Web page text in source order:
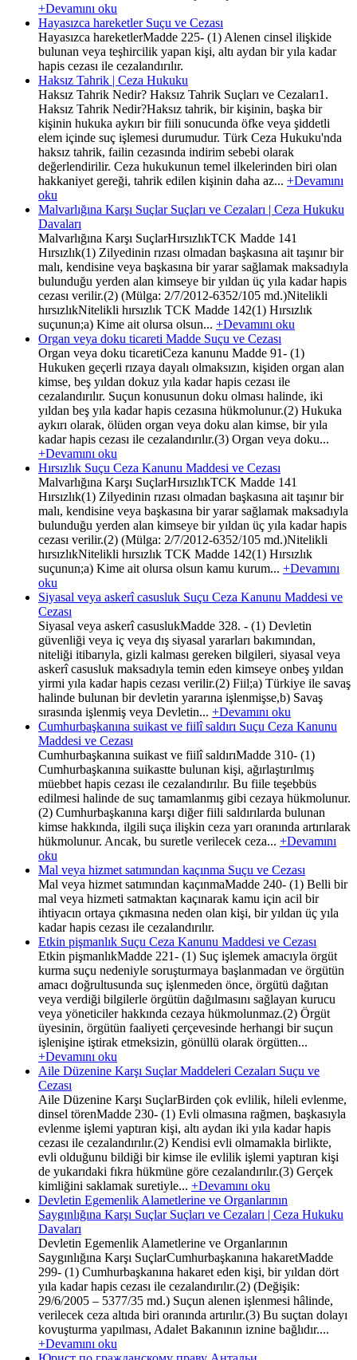
+Devamını oku
Hayasızca hareketler Suçu ve Cezası
Hayasızca hareketlerMadde 225- (1) Alenen cinsel ilişkide
bulunan veya teşhircilik yapan kişi, altı aydan bir yıla kadar
hapis cezası ile cezalandırılır.
Haksız Tahrik | Ceza Hukuku
Haksız Tahrik Nedir? Haksız Tahrik Suçları ve Cezaları1.
Haksız Tahrik Nedir?Haksız tahrik, bir kişinin, başka bir
kişinin hukuka aykırı bir fiili sonucunda öfke veya şiddetli
elem içinde suç işlemesi durumudur. Türk Ceza Hukuku'nda
haksız tahrik, failin cezasında indirim sebebi olarak
değerlendirilir. Ceza hukukunun temel ilkelerinden biri olan
hakkaniyet gereği, tahrik edilen kişinin daha az... +Devamını
oku
Malvarlığına Karşı Suçlar Suçları ve Cezaları | Ceza Hukuku
Davaları
Malvarlığına Karşı SuçlarHırsızlıkTCK Madde 141
Hırsızlık(1) Zilyedinin rızası olmadan başkasına ait taşınır bir
malı, kendisine veya başkasına bir yarar sağlamak maksadıyla
bulunduğu yerden alan kimseye bir yıldan üç yıla kadar hapis
cezası verilir.(2) (Mülga: 2/7/2012-6352/105 md.)Nitelikli
hırsızlıkNitelikli hırsızlık TCK Madde 142(1) Hırsızlık
suçunun;a) Kime ait olursa olsun... +Devamını oku
Organ veya doku ticareti Madde Suçu ve Cezası
Organ veya doku ticaretiCeza kanunu Madde 91- (1)
Hukuken geçerli rızaya dayalı olmaksızın, kişiden organ alan
kimse, beş yıldan dokuz yıla kadar hapis cezası ile
cezalandırılır. Suçun konusunun doku olması halinde, iki
yıldan beş yıla kadar hapis cezasına hükmolunur.(2) Hukuka
aykırı olarak, ölüden organ veya doku alan kimse, bir yıla
kadar hapis cezası ile cezalandırılır.(3) Organ veya doku...
+Devamını oku
Hırsızlık Suçu Ceza Kanunu Maddesi ve Cezası
Malvarlığına Karşı SuçlarHırsızlıkTCK Madde 141
Hırsızlık(1) Zilyedinin rızası olmadan başkasına ait taşınır bir
malı, kendisine veya başkasına bir yarar sağlamak maksadıyla
bulunduğu yerden alan kimseye bir yıldan üç yıla kadar hapis
cezası verilir.(2) (Mülga: 2/7/2012-6352/105 md.)Nitelikli
hırsızlıkNitelikli hırsızlık TCK Madde 142(1) Hırsızlık
suçunun;a) Kime ait olursa olsun kamu kurum... +Devamını
oku
Siyasal veya askerî casusluk Suçu Ceza Kanunu Maddesi ve
Cezası
Siyasal veya askerî casuslukMadde 328. - (1) Devletin
güvenliği veya iç veya dış siyasal yararları bakımından,
niteliği itibarıyla, gizli kalması gereken bilgileri, siyasal veya
askerî casusluk maksadıyla temin eden kimseye onbeş yıldan
yirmi yıla kadar hapis cezası verilir.(2) Fiil;a) Türkiye ile savaş
halinde bulunan bir devletin yararına işlenmişse,b) Savaş
sırasında işlenmiş veya Devletin... +Devamını oku
Cumhurbaşkanına suikast ve fiilî saldırı Suçu Ceza Kanunu
Maddesi ve Cezası
Cumhurbaşkanına suikast ve fiilî saldırıMadde 310- (1)
Cumhurbaşkanına suikastte bulunan kişi, ağırlaştırılmış
müebbet hapis cezası ile cezalandırılır. Bu fiile teşebbüs
edilmesi halinde de suç tamamlanmış gibi cezaya hükmolunur.
(2) Cumhurbaşkanına karşı diğer fiili saldırılarda bulunan
kimse hakkında, ilgili suça ilişkin ceza yarı oranında artırılarak
hükmolunur. Ancak, bu suretle verilecek ceza... +Devamını
oku
Mal veya hizmet satımından kaçınma Suçu ve Cezası
Mal veya hizmet satımından kaçınmaMadde 240- (1) Belli bir
mal veya hizmeti satmaktan kaçınarak kamu için acil bir
ihtiyacın ortaya çıkmasına neden olan kişi, bir yıldan üç yıla
kadar hapis cezası ile cezalandırılır.
Etkin pişmanlık Suçu Ceza Kanunu Maddesi ve Cezası
Etkin pişmanlıkMadde 221- (1) Suç işlemek amacıyla örgüt
kurma suçu nedeniyle soruşturmaya başlanmadan ve örgütün
amacı doğrultusunda suç işlenmeden önce, örgütü dağıtan
veya verdiği bilgilerle örgütün dağılmasını sağlayan kurucu
veya yöneticiler hakkında cezaya hükmolunmaz.(2) Örgüt
üyesinin, örgütün faaliyeti çerçevesinde herhangi bir suçun
işlenişine iştirak etmeksizin, gönüllü olarak örgütten...
+Devamını oku
Aile Düzenine Karşı Suçlar Maddeleri Cezaları Suçu ve
Cezası
Aile Düzenine Karşı SuçlarBirden çok evlilik, hileli evlenme,
dinsel törenMadde 230- (1) Evli olmasına rağmen, başkasıyla
evlenme işlemi yaptıran kişi, altı aydan iki yıla kadar hapis
cezası ile cezalandırılır.(2) Kendisi evli olmamakla birlikte,
evli olduğunu bildiği bir kimse ile evlilik işlemi yaptıran kişi
de yukarıdaki fıkra hükmüne göre cezalandırılır.(3) Gerçek
kimliğini saklamak suretiyle... +Devamını oku
Devletin Egemenlik Alametlerine ve Organlarının
Saygınlığına Karşı Suçlar Suçları ve Cezaları | Ceza Hukuku
Davaları
Devletin Egemenlik Alametlerine ve Organlarının
Saygınlığına Karşı SuçlarCumhurbaşkanına hakaretMadde
299- (1) Cumhurbaşkanına hakaret eden kişi, bir yıldan dört
yıla kadar hapis cezası ile cezalandırılır.(2) (Değişik:
29/6/2005 – 5377/35 md.) Suçun alenen işlenmesi hâlinde,
verilecek ceza altıda biri oranında artırılır.(3) Bu suçtan dolayı
kovuşturma yapılması, Adalet Bakanının iznine bağlıdır....
+Devamını oku